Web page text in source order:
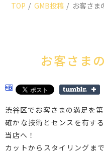
TOP GMB投稿 お客さま
お客さま
渋谷区でお客さまの満足を
確かな技術とセンスを有す
当店へ！
カットからスタイリングま